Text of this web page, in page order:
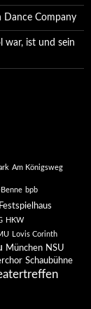
Dance Company
war, ist und sein
Am Königsweg
bpb
Festspielhaus
HKW
Lovis Corinth
München NSU
Schaubühne